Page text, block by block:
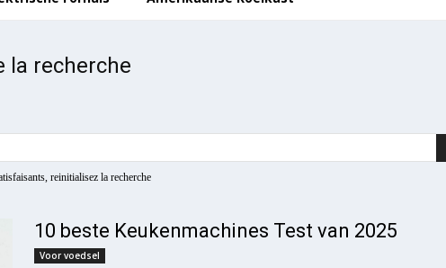
la recherche
reinitialisez la recherche
10 beste Keukenmachines Test van 2025
Voor voedsel